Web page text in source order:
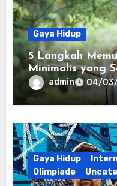
Gaya Hidup
5 Langkah
Minimalis yang
admin 04/
Gaya Hidup
Olimpiade